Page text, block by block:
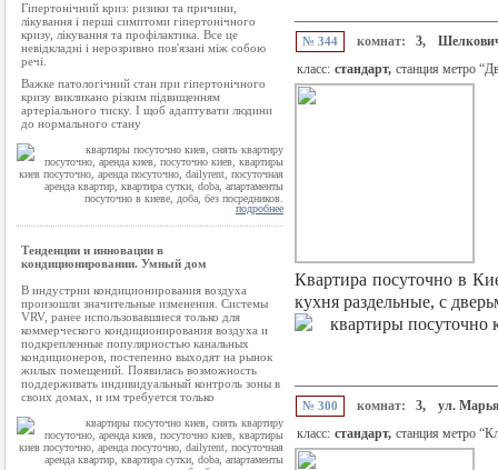
Гіпертонічний криз: ризики та причини,
лікування і перші симптоми гіпертонічного
кризу, лікування та профілактика. Все це
невідкладні і нерозривно пов'язані між собою
речі.
Важке патологічний стан при гіпертонічного
кризу викликано різким підвищенням
артеріального тиску. І щоб адаптувати людини
до нормального стану
подробнее
Тенденции и инновации в
кондиционировании. Умный дом
В индустрии кондиционирования воздуха
произошли значительные изменения. Системы
VRV, ранее использовавшиеся только для
коммерческого кондиционирования воздуха и
подкрепленные популярностью канальных
кондиционеров, постепенно выходят на рынок
жилых помещений. Появилась возможность
поддерживать индивидуальный контроль зоны в
своих домах, и им требуется только
№ 344 комнат: 3,
класс: стандарт, станция метро
Квартира посуточно в
кухня раздельные, с
№ 300 комнат: 3,
ул.
класс: стандарт, станция метро